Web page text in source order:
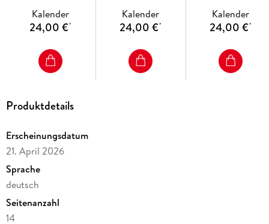
Fjorden und stillen
Bergen
Kalender
24,00 €*
Buchten und
malerischen Orten
Kalender
24,00 €*
und Fjorden
Kalender
24,00 €*
Produktdetails
Erscheinungsdatum
21. April 2026
Sprache
deutsch
Seitenanzahl
14